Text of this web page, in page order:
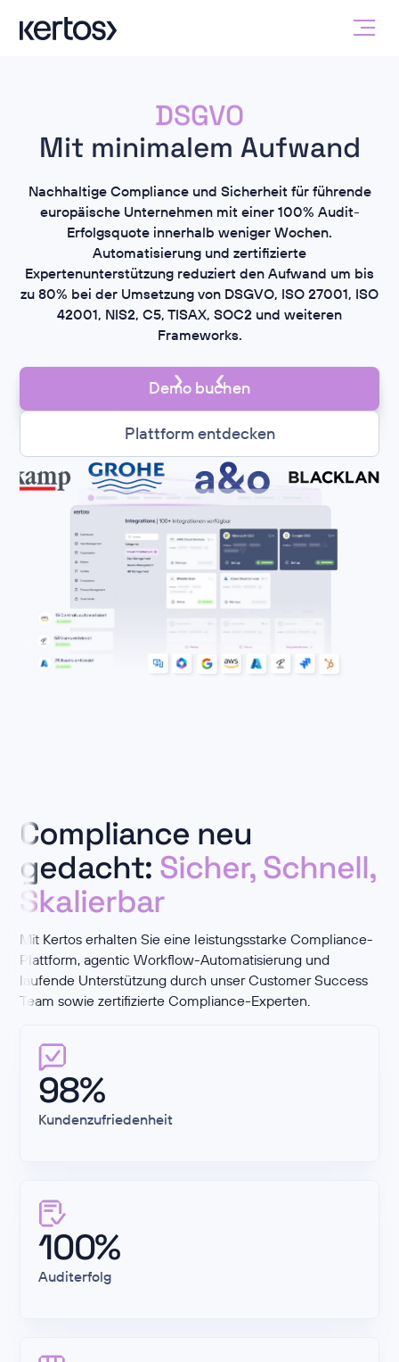
Compliance
Mit minimalem Aufwand
Nachhaltige Compliance und Sicherheit für führende
europäische Unternehmen mit einer 100% Audit-
Erfolgsquote innerhalb weniger Wochen.
Automatisierung und zertifizierte
Expertenunterstützung reduziert den Aufwand um bis
zu 80% bei der Umsetzung von DSGVO, ISO 27001, ISO
42001, NIS2, C5, TISAX, SOC2 und weiteren
Frameworks.
Demo buchen
Plattform entdecken
Compliance neu
gedacht: Sicher, Schnell,
Skalierbar
Mit Kertos erhalten Sie eine leistungsstarke Compliance-
Plattform, agentic Workflow-Automatisierung und
laufende Unterstützung durch unser Customer Success
Team sowie zertifizierte Compliance-Experten
98%
Kundenzufriedenheit
100%
Auditerfolg